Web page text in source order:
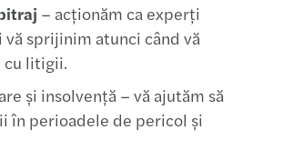
– acționăm ca experți
vă sprijinim atunci când vă
litigii.
și insolvență – vă ajutăm să
în perioadele de pericol și